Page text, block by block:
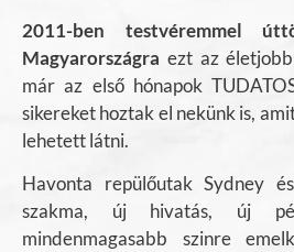
2011-ben testvéremmel
Magyarországra ezt az
már az első hónapok
sikereket hoztak el nekünk is,
lehetett látni.
Havonta repülőutak Sydney
szakma, új hivatás, új
mindenmagasabb szinre